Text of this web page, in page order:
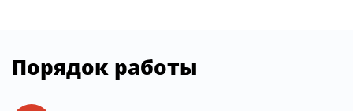
Порядок работы